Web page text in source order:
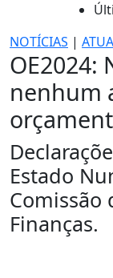
NOTÍCIAS |
OE2024:
nenhum
Estado
Comissão
Finanças.